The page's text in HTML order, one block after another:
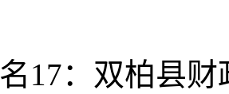
17：双柏县